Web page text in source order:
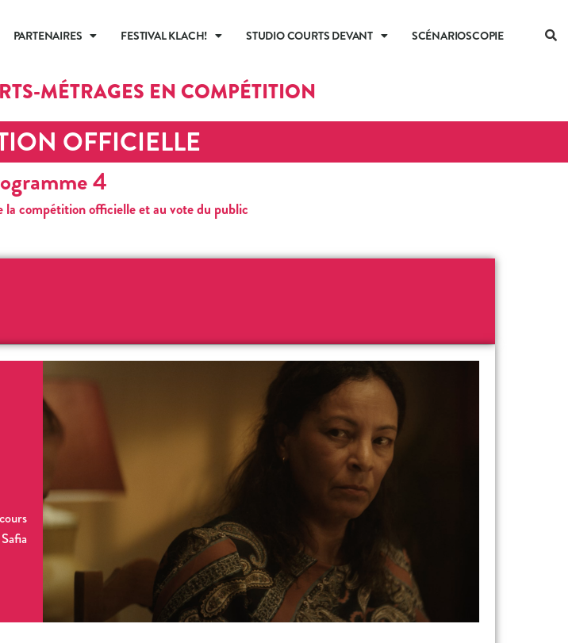
PARTENAIRES FESTIVAL KLACH! STUDIO COURTS DEVANT SCÉNARIOSCOPIE
MÉTRAGES EN COMPÉTITION
OFFICIELLE
4
la compétition officielle et au vote du public